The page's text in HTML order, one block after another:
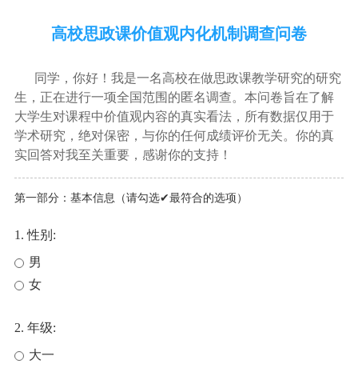
高校思政课价值观内化机制调查问卷
同学，你好！我是一名高校在做思政课教学研究的研究
生，正在进行一项全国范围的匿名调查。本问卷旨在了解
大学生对课程中价值观内容的真实看法，所有数据仅用于
学术研究，绝对保密，与你的任何成绩评价无关。你的真
实回答对我至关重要，感谢你的支持！
第一部分：基本信息（请勾选✔最符合的选项）
1. 性别:
男
女
2. 年级:
大一